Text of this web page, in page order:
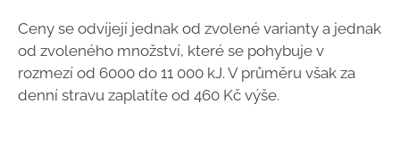
Ceny se odvíjejí jednak od zvolené varianty a jednak
od zvoleného množství, které se pohybuje v
rozmezí od 6000 do 11 000 kJ. V průměru však za
denní stravu zaplatíte od 460 Kč výše.